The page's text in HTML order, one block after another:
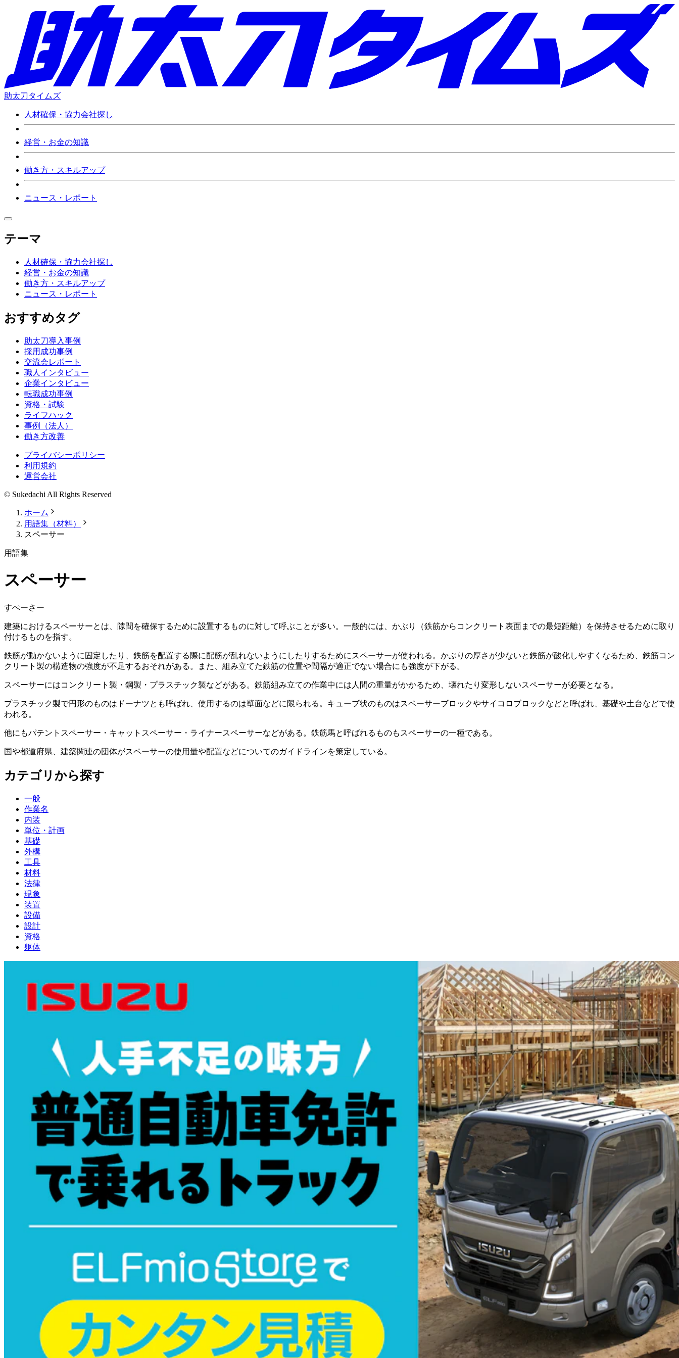
助太刀タイムズ
人材確保・協力会社探し
経営・お金の知識
働き方・スキルアップ
ニュース・レポート
テーマ
人材確保・協力会社探し
経営・お金の知識
働き方・スキルアップ
ニュース・レポート
おすすめタグ
助太刀導入事例
採用成功事例
交流会レポート
職人インタビュー
企業インタビュー
転職成功事例
資格・試験
ライフハック
事例（法人）
働き方改善
プライバシーポリシー
利用規約
運営会社
© Sukedachi All Rights Reserved
ホーム
用語集（材料）
スペーサー
用語集
スペーサー
すぺーさー
建築におけるスペーサーとは、隙間を確保するために設置するものに対して呼ぶことが多い。一般的には、かぶり（鉄筋からコンクリート表面までの最短距離）を保持させるために取り
付けるものを指す。
鉄筋が動かないように固定したり、鉄筋を配置する際に配筋が乱れないようにしたりするためにスペーサーが使われる。かぶりの厚さが少ないと鉄筋が酸化しやすくなるため、鉄筋コン
クリート製の構造物の強度が不足するおそれがある。また、組み立てた鉄筋の位置や間隔が適正でない場合にも強度が下がる。
スペーサーにはコンクリート製・鋼製・プラスチック製などがある。鉄筋組み立ての作業中には人間の重量がかかるため、壊れたり変形しないスペーサーが必要となる。
プラスチック製で円形のものはドーナツとも呼ばれ、使用するのは壁面などに限られる。キューブ状のものはスペーサーブロックやサイコロブロックなどと呼ばれ、基礎や土台などで使
われる。
他にもパテントスペーサー・キャットスペーサー・ライナースペーサーなどがある。鉄筋馬と呼ばれるものもスペーサーの一種である。
国や都道府県、建築関連の団体がスペーサーの使用量や配置などについてのガイドラインを策定している。
カテゴリから探す
一般
作業名
内装
単位・計画
基礎
外構
工具
材料
法律
現象
装置
設備
設計
資格
躯体